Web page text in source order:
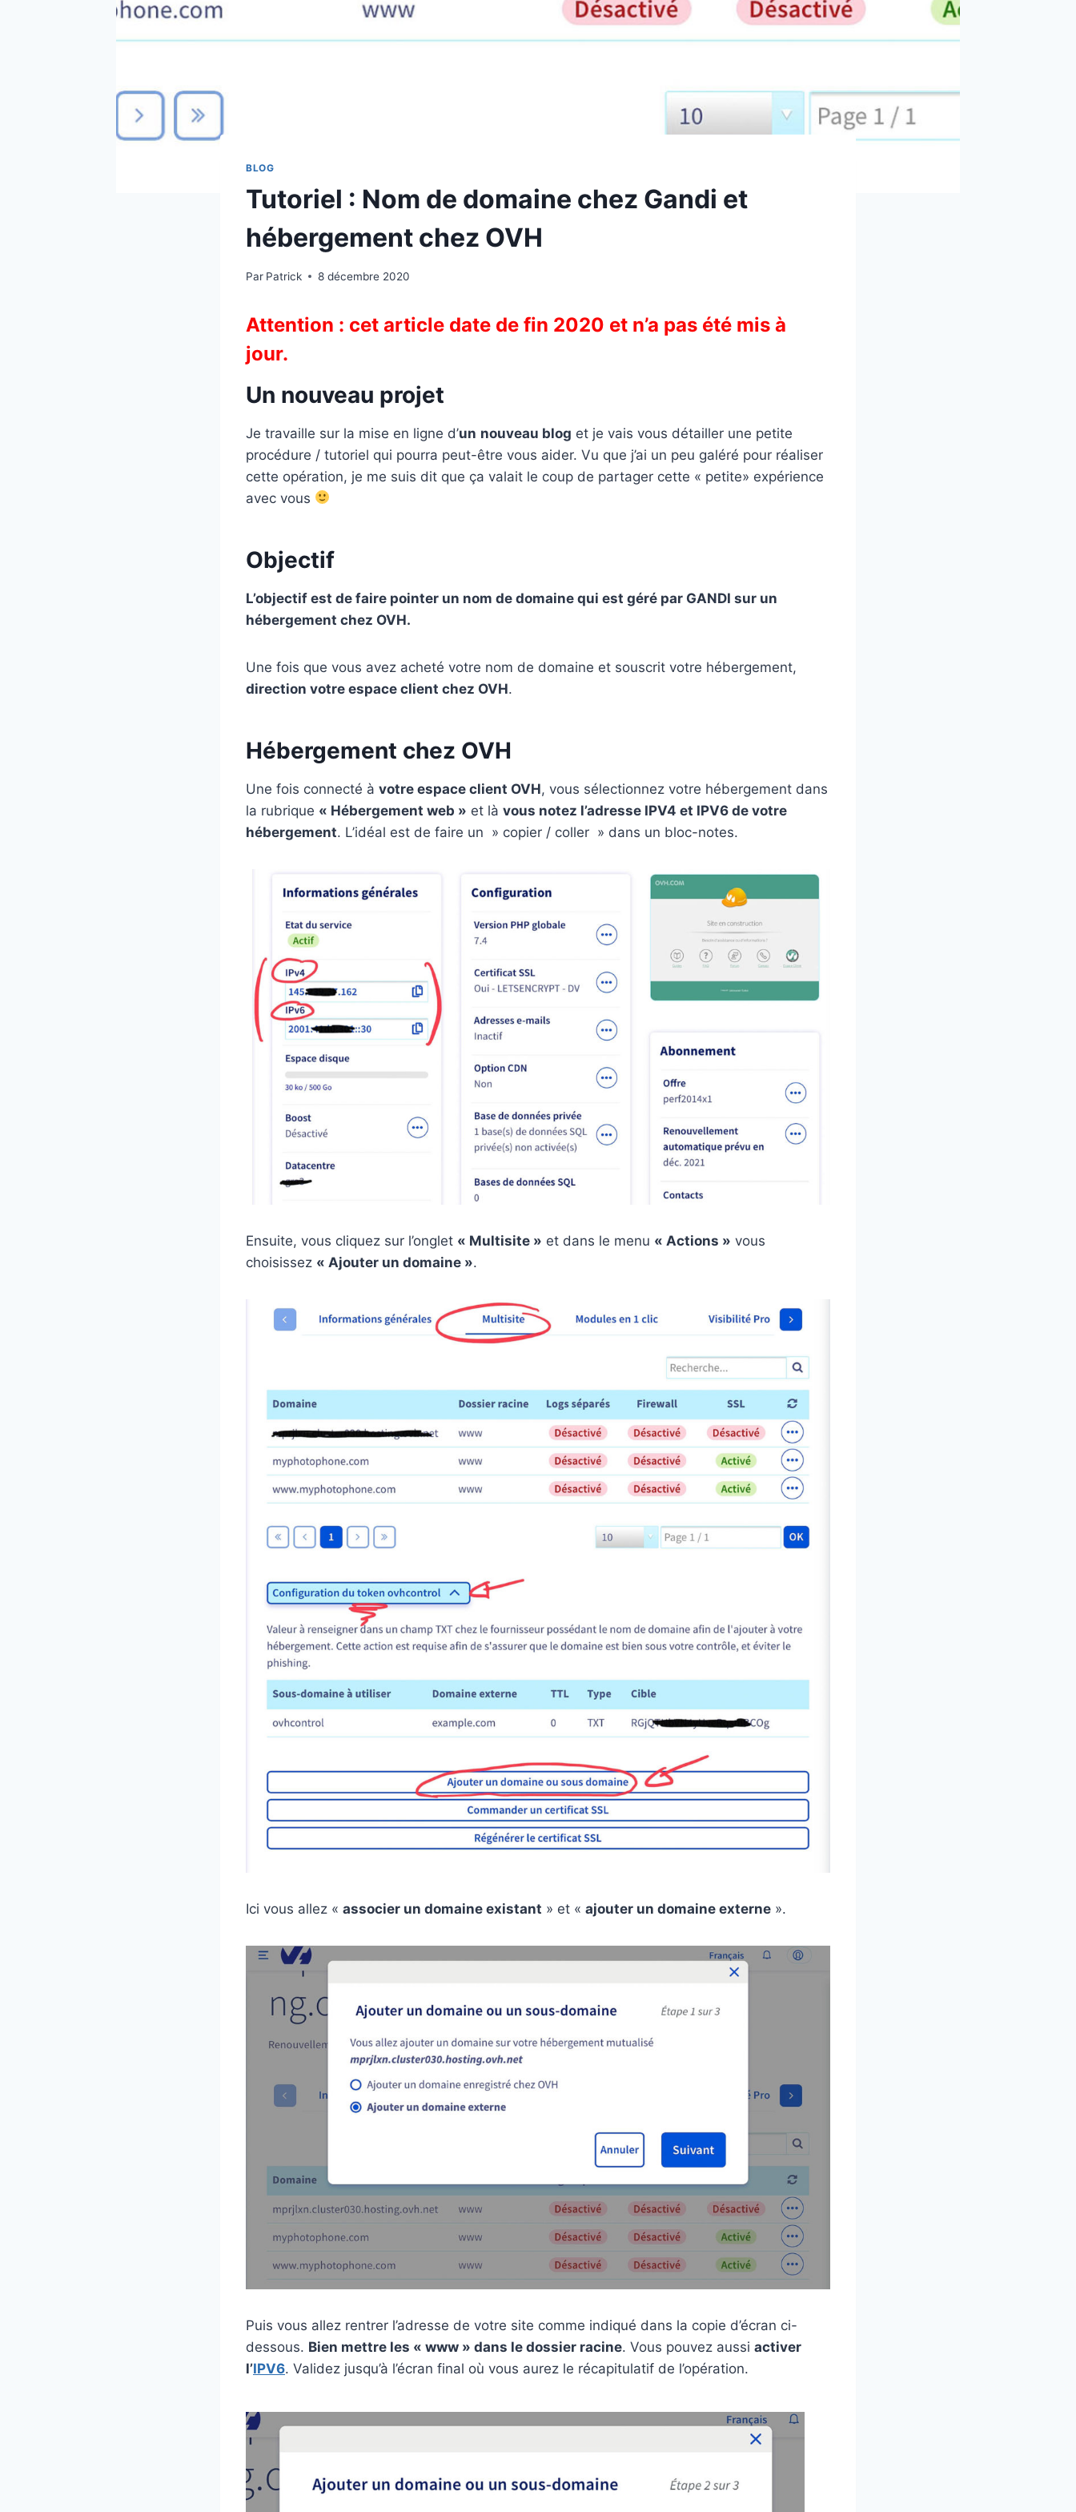
BLOG
Tutoriel : Nom de domaine chez Gandi et
hébergement chez OVH
Par Patrick 8 décembre 2020
Attention : cet article date de fin 2020 et n’a pas été mis à
jour.
Un nouveau projet
Je travaille sur la mise en ligne d’un nouveau blog et je vais vous détailler une petite
procédure / tutoriel qui pourra peut-être vous aider. Vu que j’ai un peu galéré pour réaliser
cette opération, je me suis dit que ça valait le coup de partager cette « petite» expérience
avec vous
Objectif
L’objectif est de faire pointer un nom de domaine qui est géré par GANDI sur un
hébergement chez OVH.
Une fois que vous avez acheté votre nom de domaine et souscrit votre hébergement,
direction votre espace client chez OVH.
Hébergement chez OVH
Une fois connecté à votre espace client OVH, vous sélectionnez votre hébergement dans
la rubrique « Hébergement web » et là vous notez l’adresse IPV4 et IPV6 de votre
hébergement. L’idéal est de faire un » copier / coller » dans un bloc-notes.
Ensuite, vous cliquez sur l’onglet « Multisite » et dans le menu « Actions » vous
choisissez « Ajouter un domaine ».
Ici vous allez « associer un domaine existant » et « ajouter un domaine externe ».
Puis vous allez rentrer l’adresse de votre site comme indiqué dans la copie d’écran ci-
dessous. Bien mettre les « www » dans le dossier racine. Vous pouvez aussi activer
l’IPV6. Validez jusqu’à l’écran final où vous aurez le récapitulatif de l’opération.